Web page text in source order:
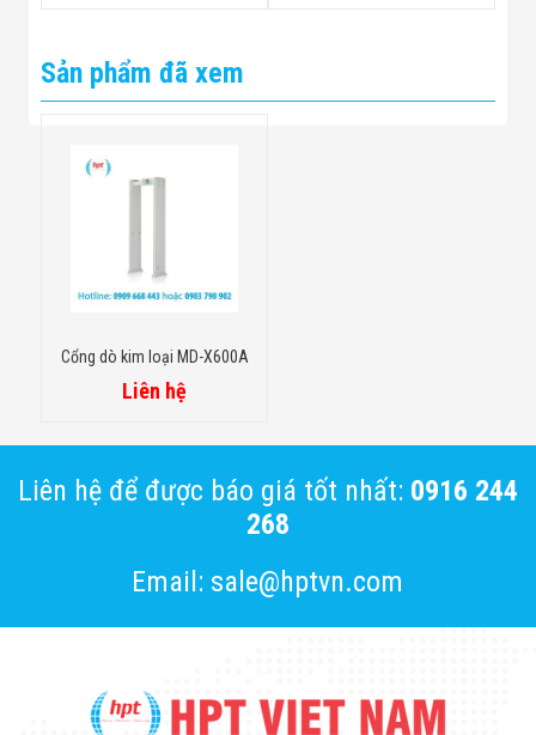
Sản phẩm đã xem
Cổng dò kim loại MD-X600A
Liên hệ
Liên hệ để được báo giá tốt nhất: 0916 244
268
Email: sale@hptvn.com